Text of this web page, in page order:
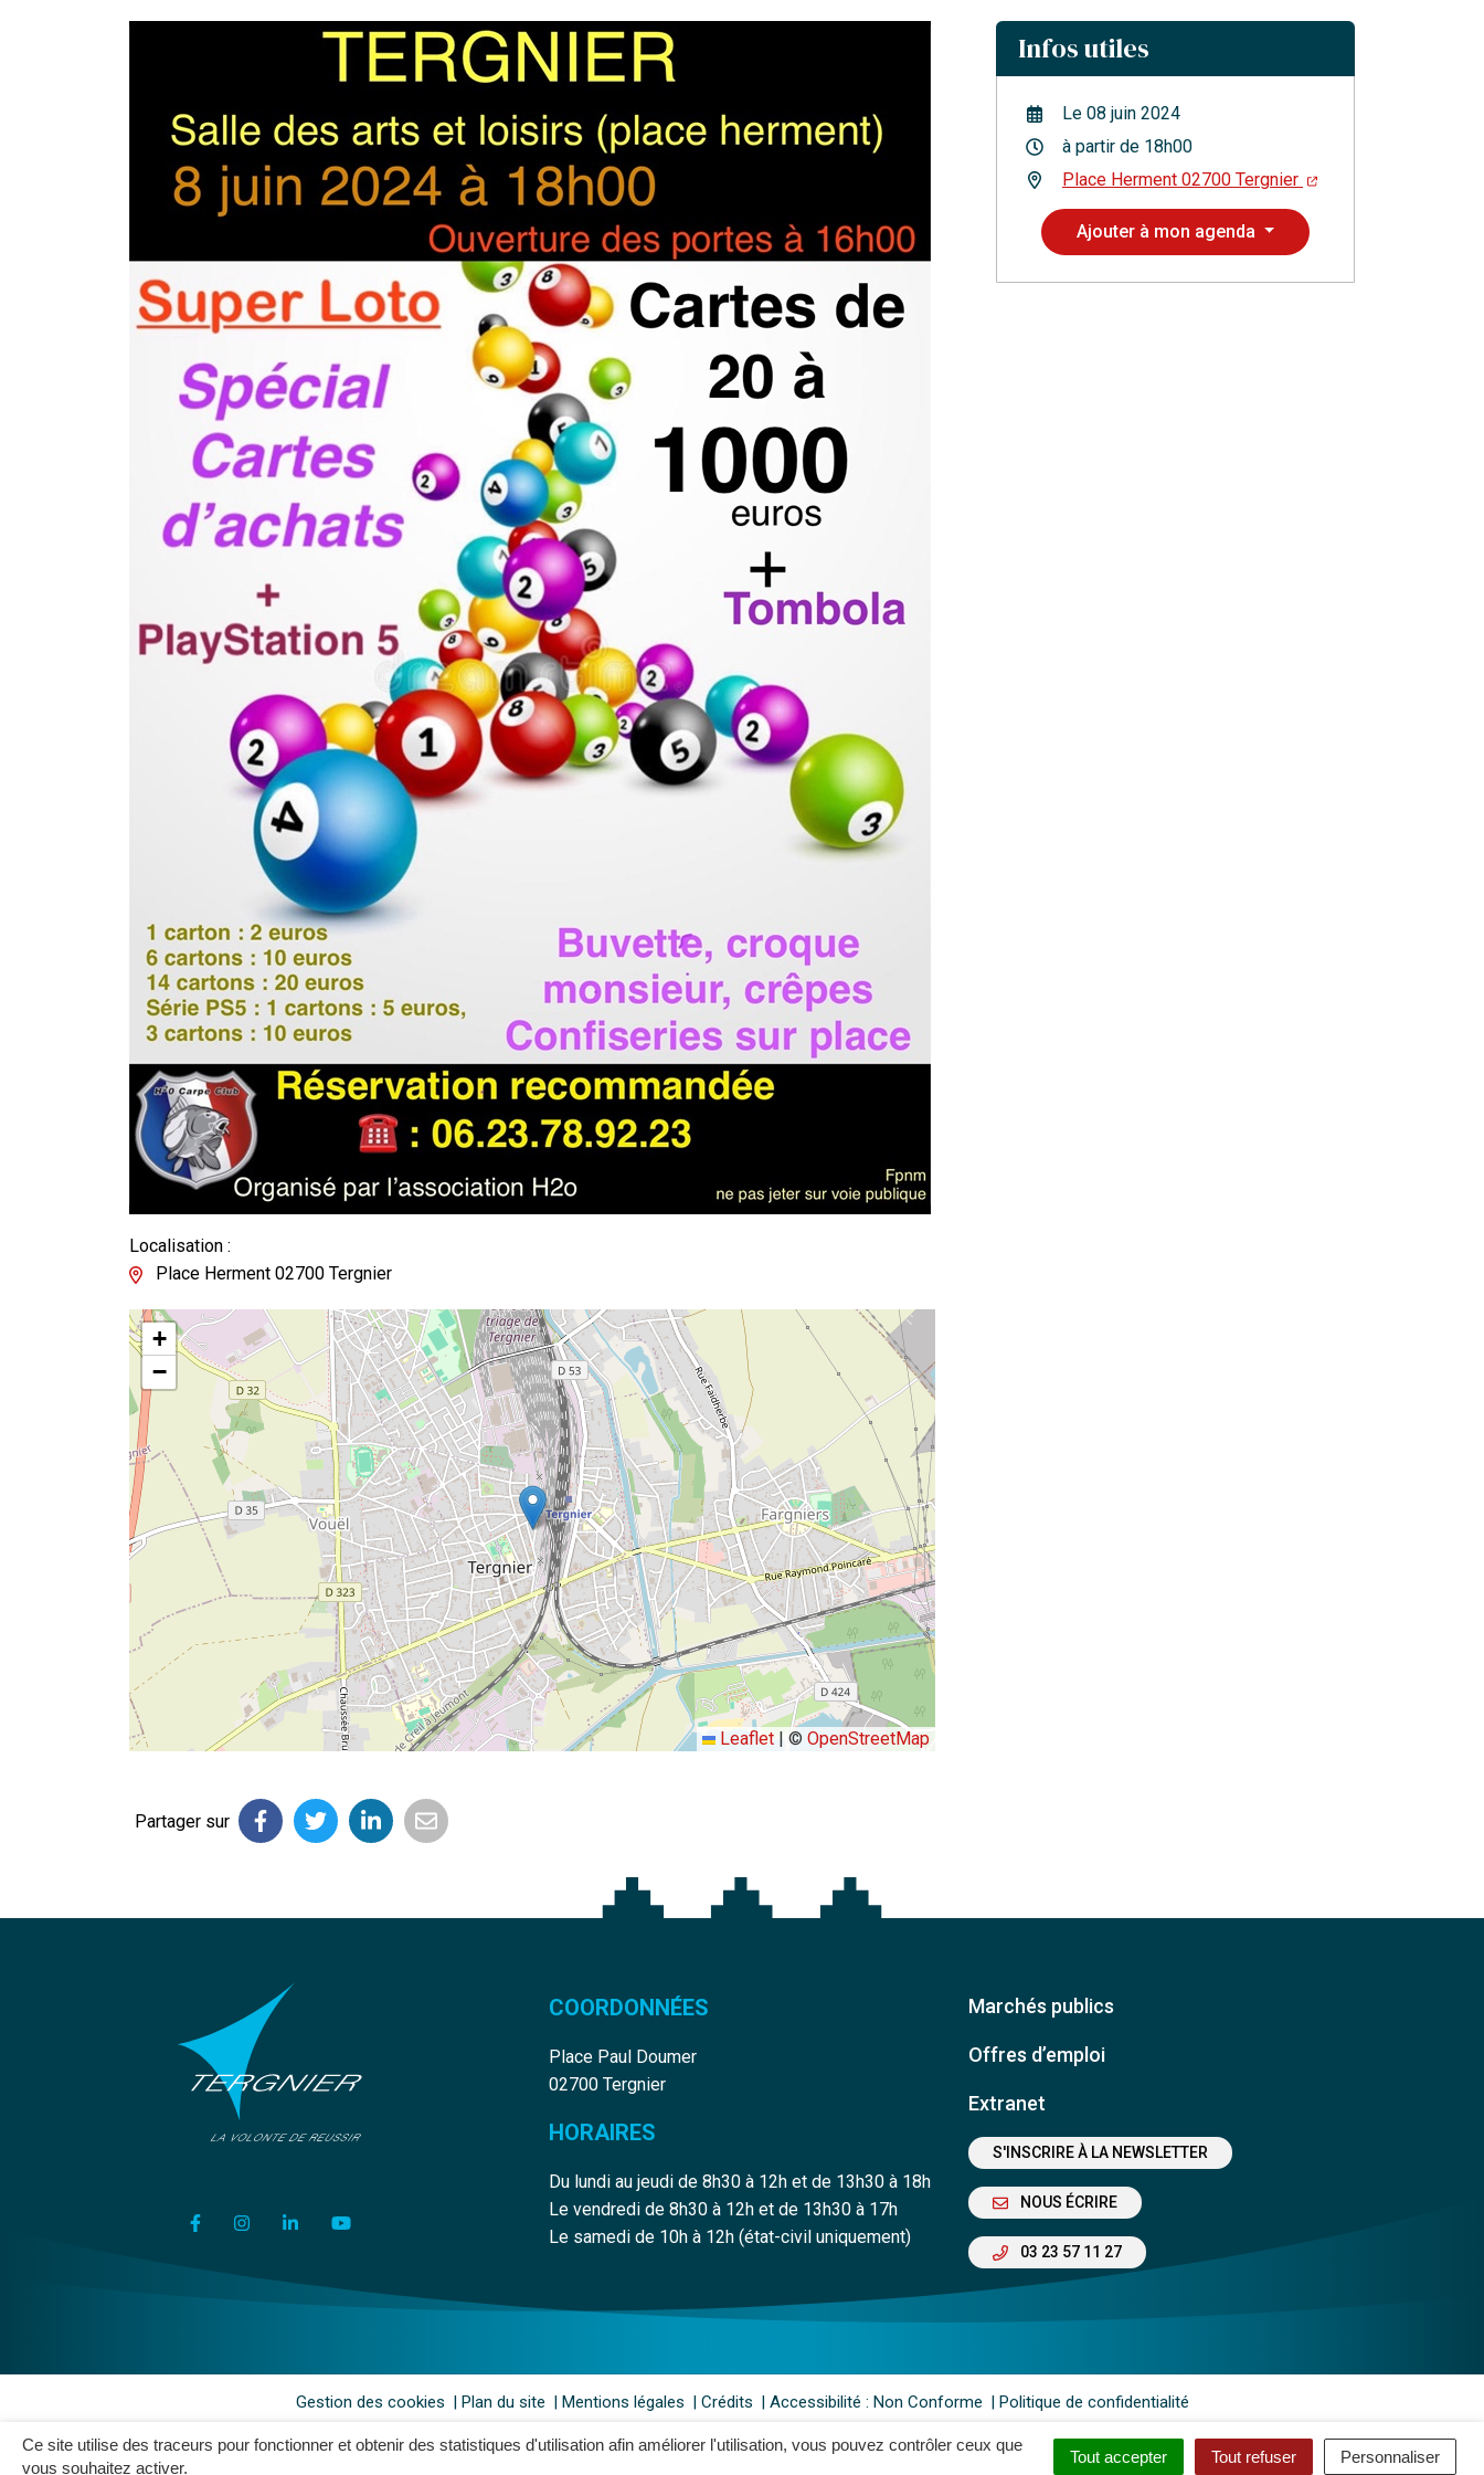
Ce site utilise des traceurs pour fonctionner et obtenir des statistiques d'utilisation afin améliorer l'utilisation, vous pouvez contrôler ceux que
vous souhaitez activer.
Tout accepter Tout refuser Personnaliser
Localisation :
Place Herment 02700 Tergnier
+
−
Leaflet | © OpenStreetMap
Infos utiles
Le 08 juin 2024
à partir de 18h00
Place Herment 02700 Tergnier
Ajouter à mon agenda
Partager sur
Lien vers le compte Facebook
Lien vers le compte Instagram
Lien vers le compte Linkedin
Lien vers la chaîne Youtube
COORDONNÉES
Place Paul Doumer
02700 Tergnier
HORAIRES
Du lundi au jeudi de 8h30 à 12h et de 13h30 à 18h
Le vendredi de 8h30 à 12h et de 13h30 à 17h
Le samedi de 10h à 12h (état-civil uniquement)
Marchés publics
Offres d’emploi
Extranet
S'INSCRIRE À LA NEWSLETTER
NOUS ÉCRIRE
03 23 57 11 27
Gestion des cookies Plan du site Mentions légales Crédits Accessibilité : Non Conforme Politique de confidentialité